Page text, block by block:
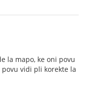
la mapo, ke oni povu
vidi pli korekte la